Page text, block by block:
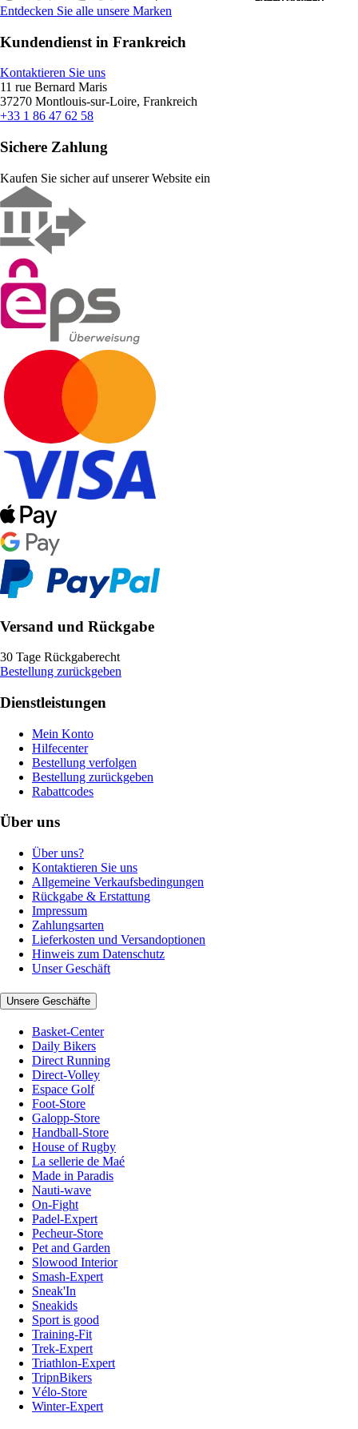
Entdecken Sie alle unsere Marken
Kundendienst in Frankreich
Kontaktieren Sie uns
11 rue Bernard Maris
37270 Montlouis-sur-Loire, Frankreich
+33 1 86 47 62 58
Sichere Zahlung
Kaufen Sie sicher auf unserer Website ein
Versand und Rückgabe
30 Tage Rückgaberecht
Bestellung zurückgeben
Dienstleistungen
Mein Konto
Hilfecenter
Bestellung verfolgen
Bestellung zurückgeben
Rabattcodes
Über uns
Über uns?
Kontaktieren Sie uns
Allgemeine Verkaufsbedingungen
Rückgabe & Erstattung
Impressum
Zahlungsarten
Lieferkosten und Versandoptionen
Hinweis zum Datenschutz
Unser Geschäft
Unsere Geschäfte
Basket-Center
Daily Bikers
Direct Running
Direct-Volley
Espace Golf
Foot-Store
Galopp-Store
Handball-Store
House of Rugby
La sellerie de Maé
Made in Paradis
Nauti-wave
On-Fight
Padel-Expert
Pecheur-Store
Pet and Garden
Slowood Interior
Smash-Expert
Sneak'In
Sneakids
Sport is good
Training-Fit
Trek-Expert
Triathlon-Expert
TripnBikers
Vélo-Store
Winter-Expert